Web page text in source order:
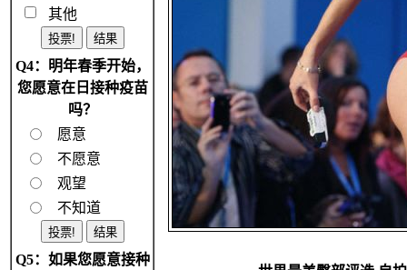
其他
Q4：明年春季开始，
您愿意在日接种疫苗
吗？
愿意
不愿意
观望
不知道
Q5：如果您愿意接种